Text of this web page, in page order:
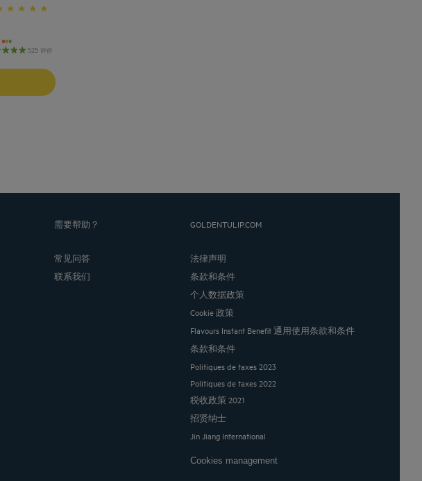
525 评价
需要帮助？
常见问答
联系我们
GOLDENTULIP.COM
法律声明
条款和条件
个人数据政策
Cookie 政策
Flavours Instant Benefit 通用使用条款和条件
条款和条件
Politiques de taxes 2023
Politiques de taxes 2022
税收政策 2021
招贤纳士
Jin Jiang International
Cookies management